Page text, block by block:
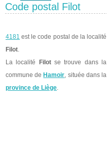
Code postal Filot
4181 est le code postal de la localité
Filot.
La localité
Filotse trouve dans la
commune de Hamoir, située dans la
province de Liège.